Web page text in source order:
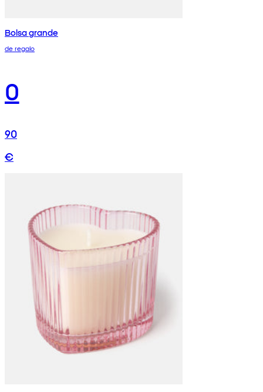
Bolsa grande
de regalo
0
90
€